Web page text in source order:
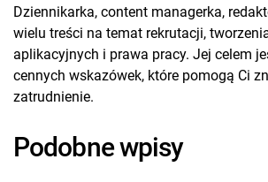
Dziennikarka, content managerka,
wielu treści na temat rekrutacji,
aplikacyjnych i prawa pracy. Jej celem
cennych wskazówek, które pomogą Ci
zatrudnienie.
Podobne wpisy